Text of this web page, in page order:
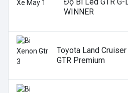
WINNER
Toyota Land
GTR Premium